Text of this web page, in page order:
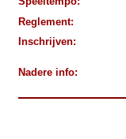
Reglement:
Inschrijven:
Nadere info: